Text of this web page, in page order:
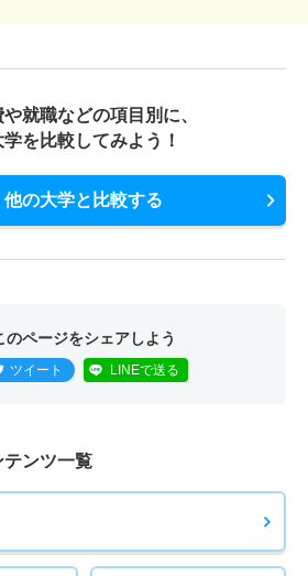
就職などの項目別に、
学を比較してみよう！
他の大学と比較する
のページをシェアしよう
ツイート LINEで送る
ンツ一覧